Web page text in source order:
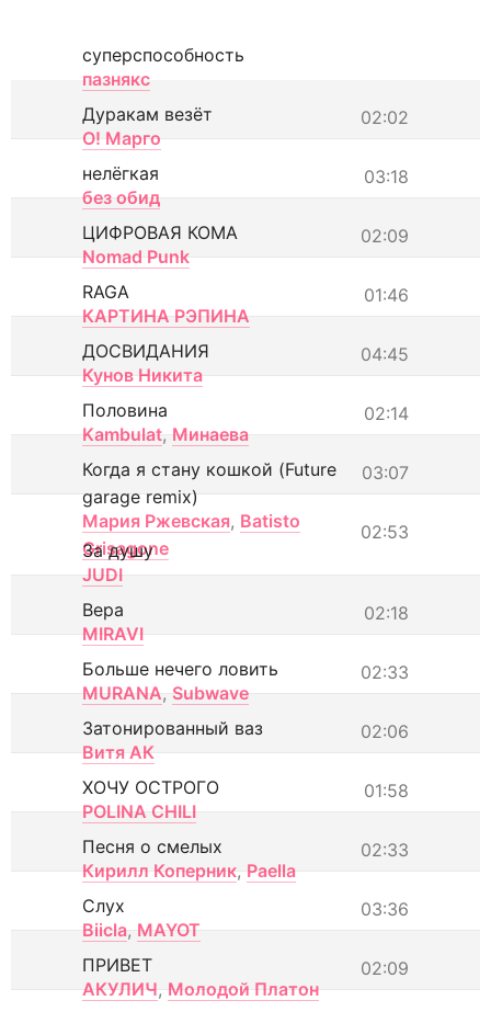
суперспособность
пазнякс
02:02
Дуракам везёт
О! Марго
03:18
нелёгкая
без обид
02:09
ЦИФРОВАЯ КОМА
Nomad Punk
01:46
RAGA
КАРТИНА РЭПИНА
04:45
ДОСВИДАНИЯ
Кунов Никита
02:14
Половина
Kambulat, Минаева
03:07
Когда я стану кошкой (Future
garage remix)
Мария Ржевская, Batisto
Grisagone
02:53
За душу
JUDI
02:18
Вера
MIRAVI
02:33
Больше нечего ловить
MURANA, Subwave
02:06
Затонированный ваз
Витя АК
01:58
ХОЧУ ОСТРОГО
POLINA CHILI
02:33
Песня о смелых
Кирилл Коперник, Paella
03:36
Слух
Biicla, MAYOT
02:09
ПРИВЕТ
АКУЛИЧ, Молодой Платон